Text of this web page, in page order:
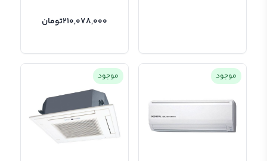
210,078,000تومان
موجود موجود